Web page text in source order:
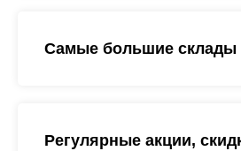
Самые большие склады
Регулярные акции,